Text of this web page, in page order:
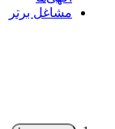
مشاغل برتر